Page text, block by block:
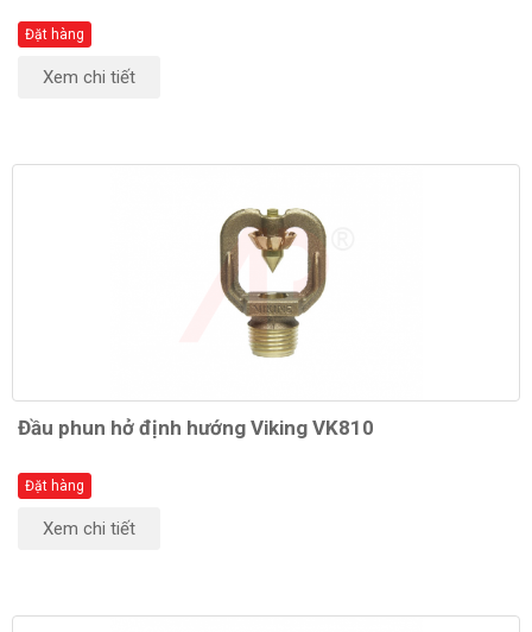
Đặt hàng
Xem chi tiết
Đầu phun hở định hướng Viking VK810
Đặt hàng
Xem chi tiết